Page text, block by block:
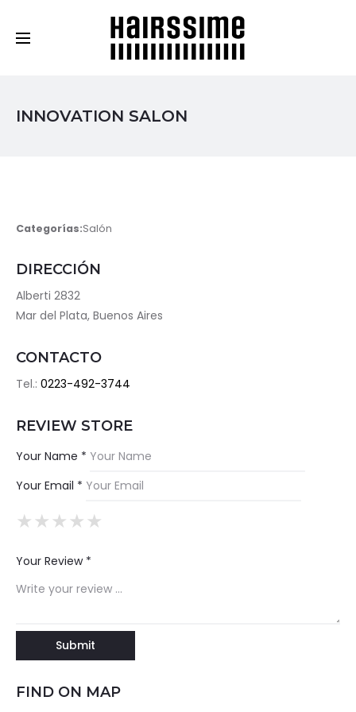
INNOVATION SALON
Categorías:Salón
DIRECCIÓN
Alberti 2832
Mar del Plata, Buenos Aires
CONTACTO
Tel.: 0223-492-3744
REVIEW STORE
Your Name *
Your Email *
★
★★
★★★
★★★★
★★★★★
Your Review *
FIND ON MAP